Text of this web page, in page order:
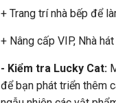
+ Trang trí nhà bếp để
+ Nâng cấp VIP, Nhà
- Kiểm tra Lucky Cat:
để bạn phát triển thêm